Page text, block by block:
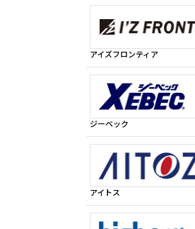
アイズフロンティア
ジーベック
アイトス